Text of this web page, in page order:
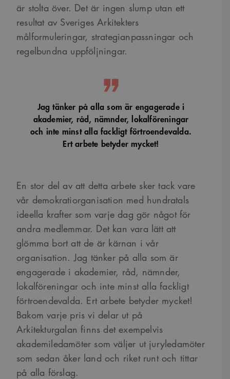
är stolta över. Det är ingen slump utan ett
resultat av Sveriges Arkitekters
målformuleringar, strategianpassningar och
regelbundna uppföljningar.
Jag tänker på alla som är engagerade i
akademier, råd, nämnder, lokalföreningar
och inte minst alla fackligt förtroendevalda.
Ert arbete betyder mycket!
En stor del av att detta arbete sker tack vare
vår demokratiorganisation med hundratals
ideella krafter som varje dag gör något för
andra medlemmar. Det kan vara lätt att
glömma bort att de är kärnan i vår
organisation. Jag tänker på alla som är
engagerade i akademier, råd, nämnder,
lokalföreningar och inte minst alla fackligt
förtroendevalda. Ert arbete betyder mycket!
Bakom varje pris vi delar ut på
Arkitekturgalan finns det exempelvis
akademiledamöter som väljer ut juryledamöter
som sedan åker land och riket runt och tittar
på alla förslag.